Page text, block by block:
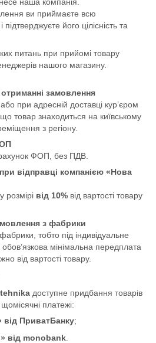
ви приймаєте всю
підтверджуєте його цілісність та
питань при прийомі товару
нашого магазину.
замовлення
при адресній доставці кур’єром
товар знаходиться на київському
з регіону.
ФОП, без ПДВ.
відправці компанією «Нова
від 10% від вартості товару
з фабрики
тобто під індивідуальне
мінімальна передплата
від вартості товару.
доступне придбання товарів
платежі:
від ПриватБанку;
від monobank